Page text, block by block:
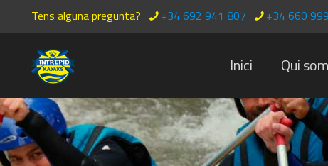
Tens alguna pregunta? +34 692 941 807 +34 660
Inici Qui som